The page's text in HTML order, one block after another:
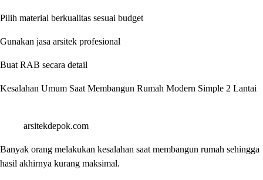
Pilih material berkualitas sesuai budget
Gunakan jasa arsitek profesional
Buat RAB secara detail
Kesalahan Umum Saat Membangun Rumah Modern Simple 2 Lantai
arsitekdepok.com
Banyak orang melakukan kesalahan saat membangun rumah sehingga
hasil akhirnya kurang maksimal.